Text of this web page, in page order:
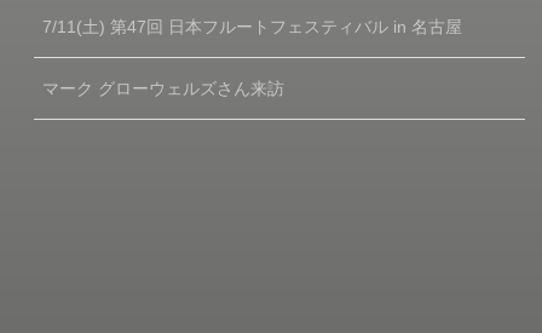
7/11(土) 第47回 日本フルートフェスティバル in 名古屋
マーク グローウェルズさん来訪